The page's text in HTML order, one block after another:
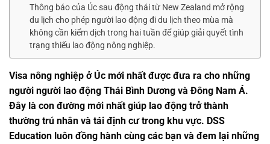
Thông báo của Úc sau động thái từ New Zealand mở rộng
du lịch cho phép người lao động đi du lịch theo mùa mà
không cần kiểm dịch trong hai tuần để giúp giải quyết tình
trạng thiếu lao động nông nghiệp.
Visa nông nghiệp ở Úc mới nhất được đưa ra cho những
người người lao động Thái Bình Dương và Đông Nam Á.
Đây là con đường mới nhất giúp lao động trở thành
thường trú nhân và tái định cư trong khu vực. DSS
Education luôn đồng hành cùng các bạn và đem lại những